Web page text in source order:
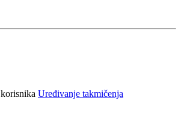
korisnika Uređivanje takmičenja